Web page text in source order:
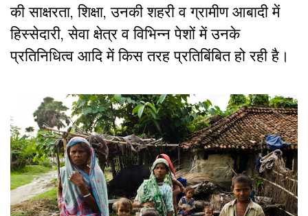
की साक्षरता, शिक्षा, उनकी शहरी व ग्रामीण आबादी में
हिस्सेदारी, सेवा क्षेत्र व विभिन्न पेशों में उनके
प्रतिनिधित्व आदि में किस तरह प्रतिबिंबित हो रही है।